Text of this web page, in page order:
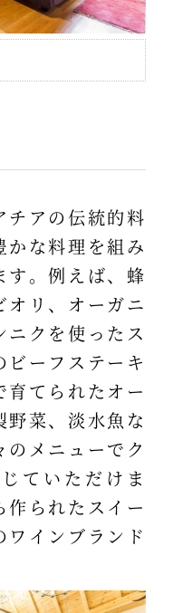
チアの伝統的料
かな料理を組み
す。例えば、蜂
オリ、オーガニ
ニクを使ったス
ビーフステーキ
育てられたオー
野菜、淡水魚な
のメニューでク
ていただけま
られたスイー
ワインブランド